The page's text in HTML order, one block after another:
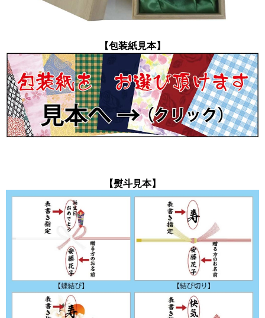
【包装紙見本】
【熨斗見本】